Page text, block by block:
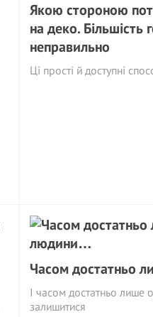
Якою стороною
на деко. Більшість
неправильно
Ці прості й доступні
Часом достатньо
І часом достатньо лише
залишитися